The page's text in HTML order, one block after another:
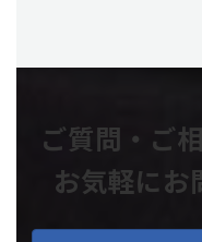
ご質問・ご
お気軽にお